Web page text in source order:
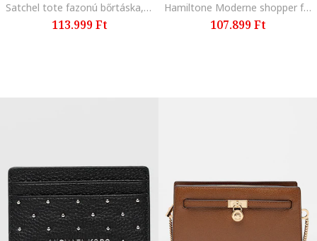
Satchel tote fazonú bőrtáska, Fekete
113.999 Ft
Hamiltone Moderne shopper fazonú bőrtáska, Fekete
107.899 Ft